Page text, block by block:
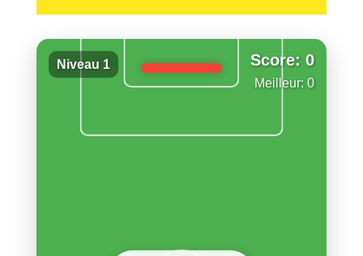
Niveau 1 Score: 0
Meilleur: 0